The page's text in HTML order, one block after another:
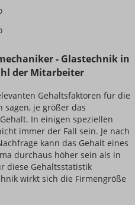
- Glastechnik in
der Mitarbeiter
Gehaltsfaktoren für die
sagen, je größer das
In einigen speziellen
immer der Fall sein. Je nach
kann das Gehalt eines
durchaus höher sein als in
diese Gehaltsstatistik
wirkt sich die Firmengröße